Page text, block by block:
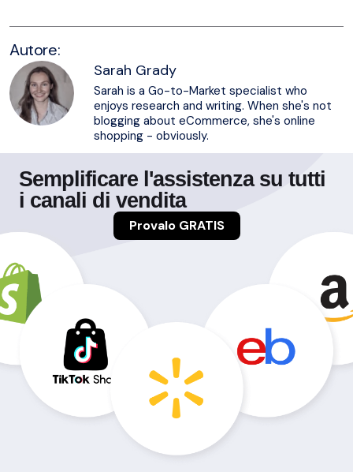
Autore:
Sarah Grady
Sarah is a Go-to-Market specialist who
enjoys research and writing. When she's not
blogging about eCommerce, she's online
shopping - obviously.
Semplificare l'assistenza su tutti
i canali di vendita
Provalo GRATIS